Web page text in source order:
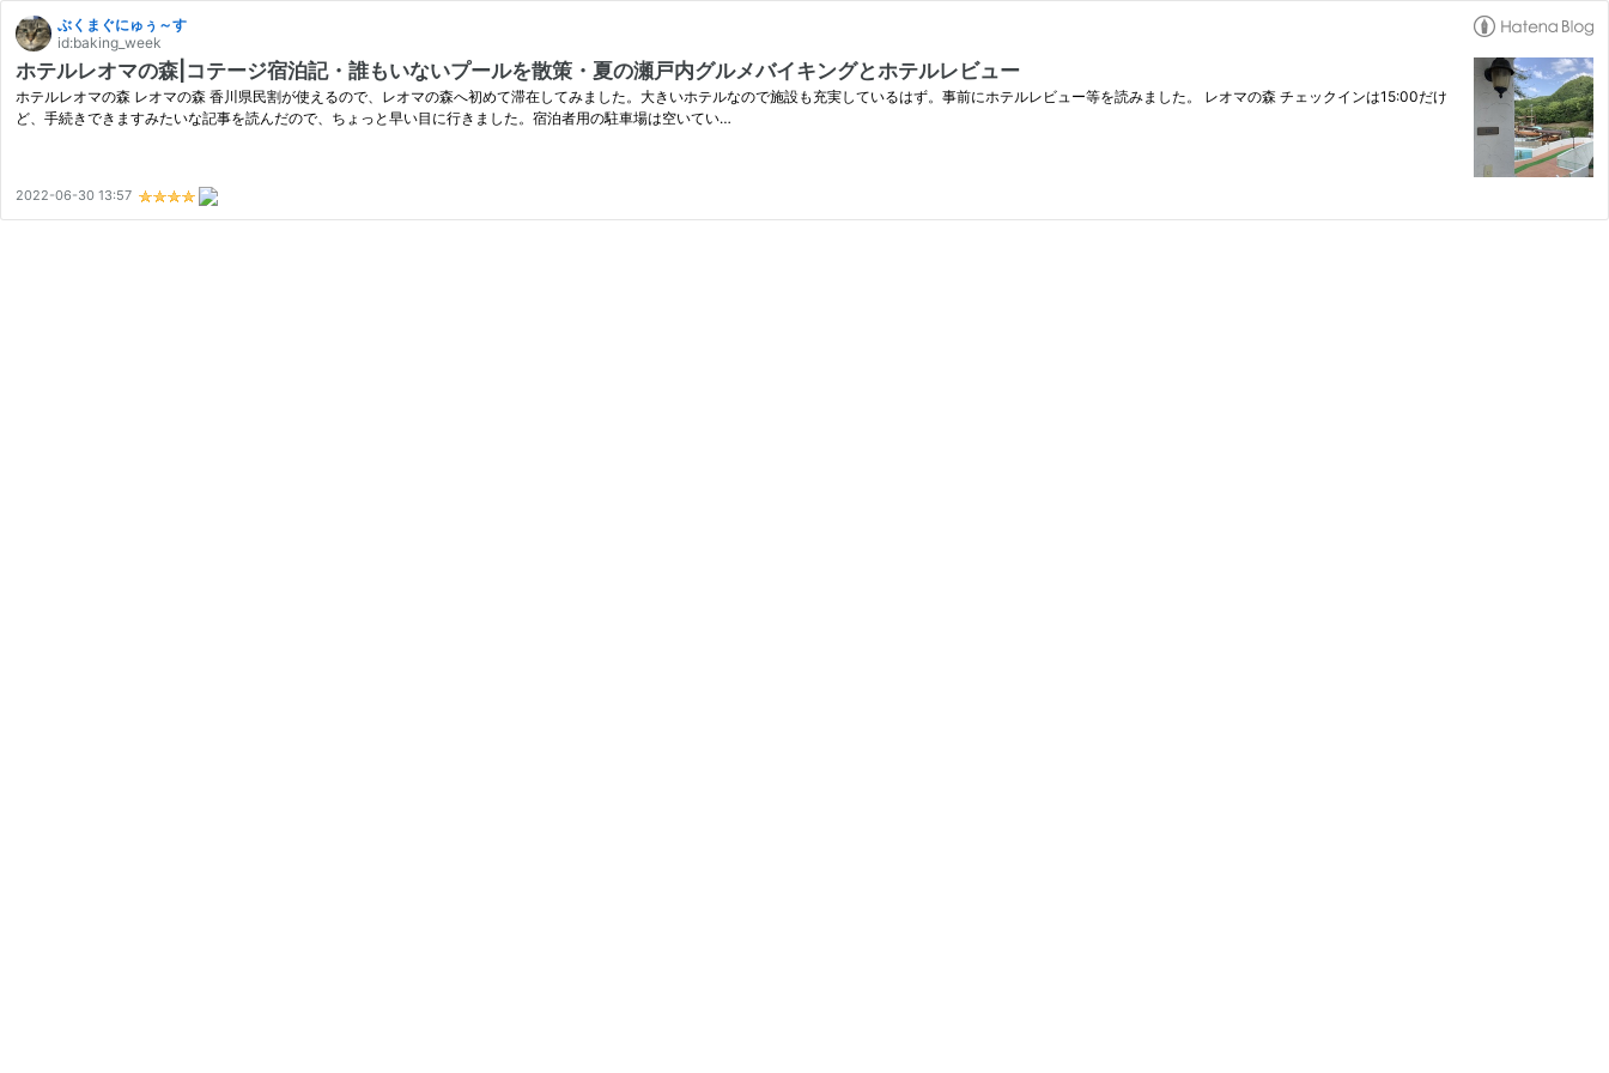
ぶくまぐにゅぅ～す
id:baking_week
ホテルレオマの森|コテージ宿泊記・誰もいないプールを散策・夏の瀬戸内グルメバイキングとホテルレビュー
ホテルレオマの森 レオマの森 香川県民割が使えるので、レオマの森へ初めて滞在してみました。大きいホテルなので施設も充実しているはず。事前にホテルレビュー等を読みました。 レオマの森 チェックインは15:00だけ
ど、手続きできますみたいな記事を読んだので、ちょっと早い目に行きました。宿泊者用の駐車場は空いてい…
2022-06-30 13:57